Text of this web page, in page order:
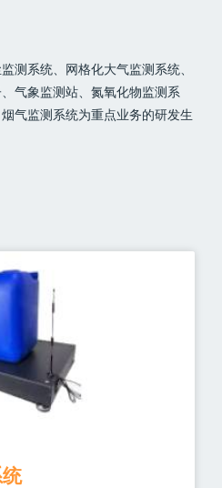
测系统、网格化大气监测系统、
气象监测站、氮氧化物监测系
气监测系统为重点业务的研发生